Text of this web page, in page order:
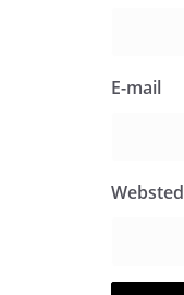
E-mail
Websted